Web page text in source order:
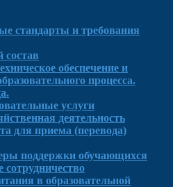
стандарты и требования
состав
обеспечение и
процесса.
услуги
деятельность
для приема (перевода)
поддержки обучающихся
в образовательной